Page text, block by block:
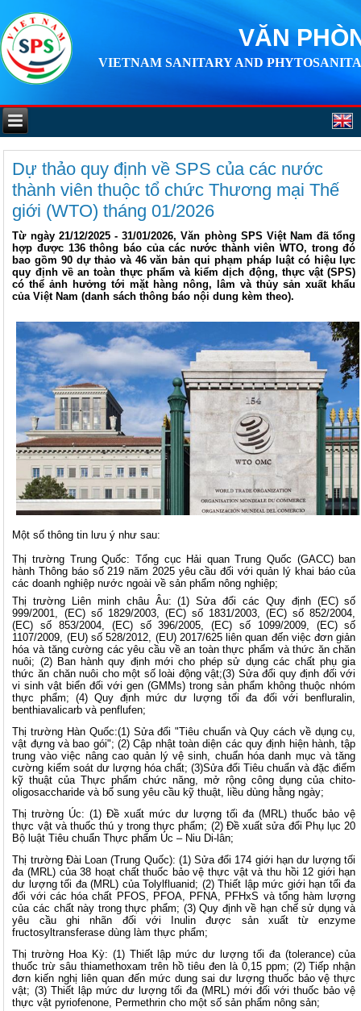
VĂN
VIETNAM SANITARY AND
Dự thảo quy định về SPS của các nước
thành viên thuộc tổ chức Thương mại Thế
giới (WTO) tháng 01/2026
Từ ngày 21/12/2025 - 31/01/2026, Văn phòng SPS Việt Nam đã tổng
hợp được 136 thông báo của các nước thành viên WTO, trong đó
bao gồm 90 dự thảo và 46 văn bản qui phạm pháp luật có hiệu lực
quy định về an toàn thực phẩm và kiểm dịch động, thực vật (SPS)
có thể ảnh hưởng tới mặt hàng nông, lâm và thủy sản xuất khẩu
của Việt Nam (danh sách thông báo nội dung kèm theo).
Một số thông tin lưu ý như sau:
Thị trường Trung Quốc: Tổng cục Hải quan Trung Quốc (GACC) ban
hành Thông báo số 219 năm 2025 yêu cầu đối với quản lý khai báo của
các doanh nghiệp nước ngoài về sản phẩm nông nghiệp;
Thị trường Liên minh châu Âu: (1) Sửa đổi các Quy định (EC) số
999/2001, (EC) số 1829/2003, (EC) số 1831/2003, (EC) số 852/2004,
(EC) số 853/2004, (EC) số 396/2005, (EC) số 1099/2009, (EC) số
1107/2009, (EU) số 528/2012, (EU) 2017/625 liên quan đến việc đơn giản
hóa và tăng cường các yêu cầu về an toàn thực phẩm và thức ăn chăn
nuôi; (2) Ban hành quy định mới cho phép sử dụng các chất phụ gia
thức ăn chăn nuôi cho một số loài động vật;(3) Sửa đổi quy định đối với
vi sinh vật biển đối với gen (GMMs) trong sản phẩm không thuộc nhóm
thực phẩm; (4) Quy định mức dư lượng tối đa đối với benfluralin,
benthiavalicarb và penflufen;
Thị trường Hàn Quốc:(1) Sửa đổi "Tiêu chuẩn và Quy cách về dụng cụ,
vật đựng và bao gói"; (2) Cập nhật toàn diện các quy định hiện hành, tập
trung vào việc nâng cao quản lý vệ sinh, chuẩn hóa danh mục và tăng
cường kiểm soát dư lượng hóa chất; (3)Sửa đổi Tiêu chuẩn và đặc điểm
kỹ thuật của Thực phẩm chức năng, mở rộng công dụng của chito-
oligosaccharide và bổ sung yêu cầu kỹ thuật, liều dùng hằng ngày;
Thị trường Úc: (1) Đề xuất mức dư lượng tối đa (MRL) thuốc bảo vệ
thực vật và thuốc thú y trong thực phẩm; (2) Đề xuất sửa đổi Phụ lục 20
Bộ luật Tiêu chuẩn Thực phẩm Úc – Niu Di-lân;
Thị trường Đài Loan (Trung Quốc): (1) Sửa đổi 174 giới hạn dư lượng tối
đa (MRL) của 38 hoạt chất thuốc bảo vệ thực vật và thu hồi 12 giới hạn
dư lượng tối đa (MRL) của Tolylfluanid; (2) Thiết lập mức giới hạn tối đa
đối với các hóa chất PFOS, PFOA, PFNA, PFHxS và tổng hàm lượng
của các chất này trong thực phẩm; (3) Quy định về hạn chế sử dụng và
yêu cầu ghi nhãn đối với Inulin được sản xuất từ enzyme
fructosyltransferase dùng làm thực phẩm;
Thị trường Hoa Kỳ: (1) Thiết lập mức dư lượng tối đa (tolerance) của
thuốc trừ sâu thiamethoxam trên hồ tiêu đen là 0,15 ppm; (2) Tiếp nhận
đơn kiến nghị liên quan đến mức dung sai dư lượng thuốc bảo vệ thực
vật; (3) Thiết lập mức dư lượng tối đa (MRL) mới đối với thuốc bảo vệ
thực vật pyriofenone, Permethrin cho một số sản phẩm nông sản;